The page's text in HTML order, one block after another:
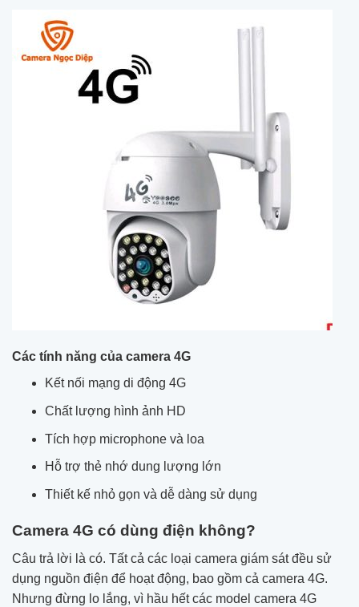
Các tính năng của camera 4G
Kết nối mạng di động 4G
Chất lượng hình ảnh HD
Tích hợp microphone và loa
Hỗ trợ thẻ nhớ dung lượng lớn
Thiết kế nhỏ gọn và dễ dàng sử dụng
Camera 4G có dùng điện không?
Câu trả lời là có. Tất cả các loại camera giám sát đều sử
dụng nguồn điện để hoạt động, bao gồm cả camera 4G.
Nhưng đừng lo lắng, vì hầu hết các model camera 4G